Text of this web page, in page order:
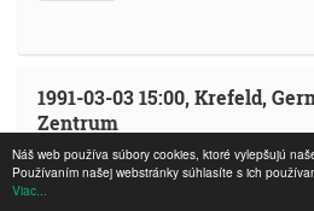
Náš web používa súbory cookies, ktoré vylepšujú
Používaním našej webstránky súhlasíte s ich
Viac...
1991-03-03 15:00, Krefeld,
Zentrum
Broadcasted: 2026-07-08 19:30